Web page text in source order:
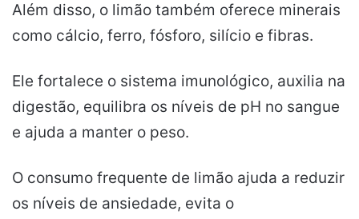
Além disso, o limão também oferece minerais
como cálcio, ferro, fósforo, silício e fibras.
Ele fortalece o sistema imunológico, auxilia na
digestão, equilibra os níveis de pH no sangue
e ajuda a manter o peso.
O consumo frequente de limão ajuda a reduzir
os níveis de ansiedade, evita o